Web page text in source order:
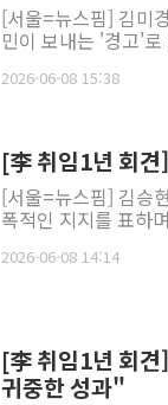
[서울=뉴스핌] 김미
민이 보내는 '경고'
2026-06-08 15:38
[李 취임1년 회
[서울=뉴스핌] 김승
폭적인 지지를 표하
2026-06-08 14:14
[李 취임1년 회
귀중한 성과"